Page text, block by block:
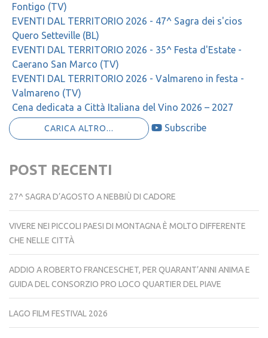
Fontigo (TV)
EVENTI DAL TERRITORIO 2026 - 47^ Sagra dei s'cios
Quero Setteville (BL)
EVENTI DAL TERRITORIO 2026 - 35^ Festa d'Estate -
Caerano San Marco (TV)
EVENTI DAL TERRITORIO 2026 - Valmareno in festa -
Valmareno (TV)
Cena dedicata a Città Italiana del Vino 2026 – 2027
CARICA ALTRO... Subscribe
POST RECENTI
27^ SAGRA D’AGOSTO A NEBBIÙ DI CADORE
VIVERE NEI PICCOLI PAESI DI MONTAGNA È MOLTO DIFFERENTE
CHE NELLE CITTÀ
ADDIO A ROBERTO FRANCESCHET, PER QUARANT’ANNI ANIMA E
GUIDA DEL CONSORZIO PRO LOCO QUARTIER DEL PIAVE
LAGO FILM FESTIVAL 2026